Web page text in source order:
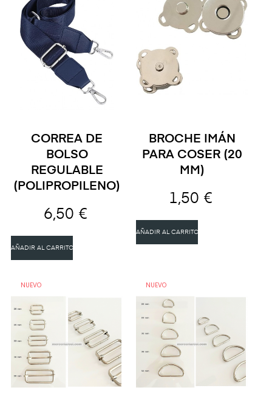
CORREA DE
BOLSO
REGULABLE
(POLIPROPILENO)
6,50 €
AÑADIR AL CARRITO
BROCHE IMÁN
PARA COSER (20
MM)
1,50 €
AÑADIR AL CARRITO
NUEVO NUEVO